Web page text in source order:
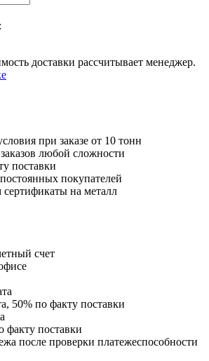
доставки рассчитывает менеджер.
при заказе от 10 тонн
любой сложности
поставки
покупателей
сертификаты на металл
счет
50% по факту поставки
факту поставки
после проверки платежеспособности